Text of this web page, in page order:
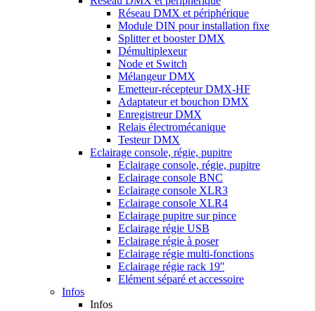
Réseau DMX et périphérique
Module DIN pour installation fixe
Splitter et booster DMX
Démultiplexeur
Node et Switch
Mélangeur DMX
Emetteur-récepteur DMX-HF
Adaptateur et bouchon DMX
Enregistreur DMX
Relais électromécanique
Testeur DMX
Eclairage console, régie, pupitre
Eclairage console, régie, pupitre
Eclairage console BNC
Eclairage console XLR3
Eclairage console XLR4
Eclairage pupitre sur pince
Eclairage régie USB
Eclairage régie à poser
Eclairage régie multi-fonctions
Eclairage régie rack 19''
Elément séparé et accessoire
Infos
Infos